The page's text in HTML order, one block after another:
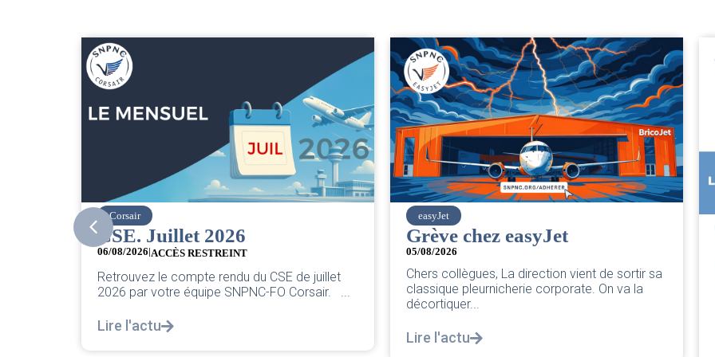
easyJet
Grève chez easyJet
05/08/2026
Chers collègues, La direction vient de sortir sa
classique pleurnicherie corporate. On va la
décortiquer...
SNPNC
CER/CRPN : L’intersyndicale
PNC/Pilotes unie exige une
réponse législative
04/08/2026 |CRPN
L’intersyndicale PNC/Pilotes unie exige une
réponse législative Courrier Intersyndical : Lire